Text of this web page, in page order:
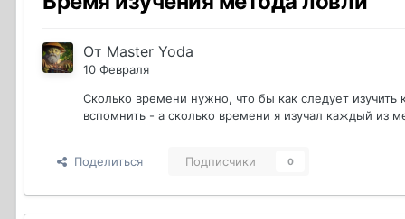
От Master Yoda
10 Февраля
Сколько времени нужно, что бы как следует
вспомнить - а сколько времени я изучал каждый из
Поделиться Подписчики 0